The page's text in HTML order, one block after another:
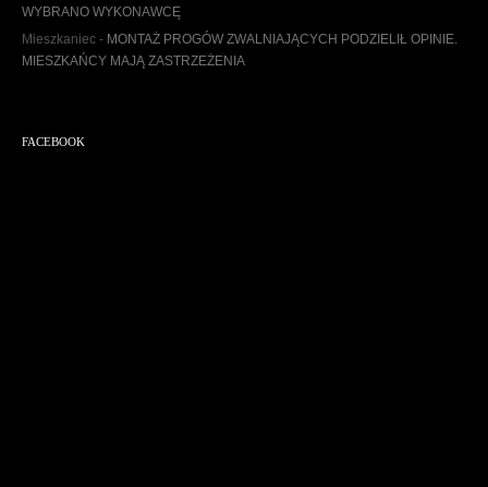
WYBRANO WYKONAWCĘ
Mieszkaniec - MONTAŻ PROGÓW ZWALNIAJĄCYCH PODZIELIŁ OPINIE.
MIESZKAŃCY MAJĄ ZASTRZEŻENIA
FACEBOOK